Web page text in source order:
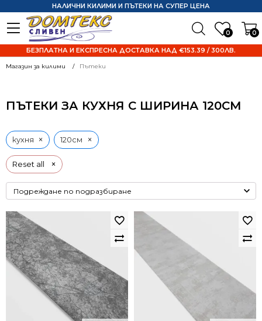
0 0
НАЛИЧНИ КИЛИМИ И ПЪТЕКИ НА СУПЕР ЦЕНА
БЕЗПЛАТНА И ЕКСПРЕСНА ДОСТАВКА НАД €153.39 / 300ЛВ.
Магазин за килими Пътеки
ПЪТЕКИ ЗА КУХНЯ С ШИРИНА 120СМ
Reset all ×
кухня × 120см ×